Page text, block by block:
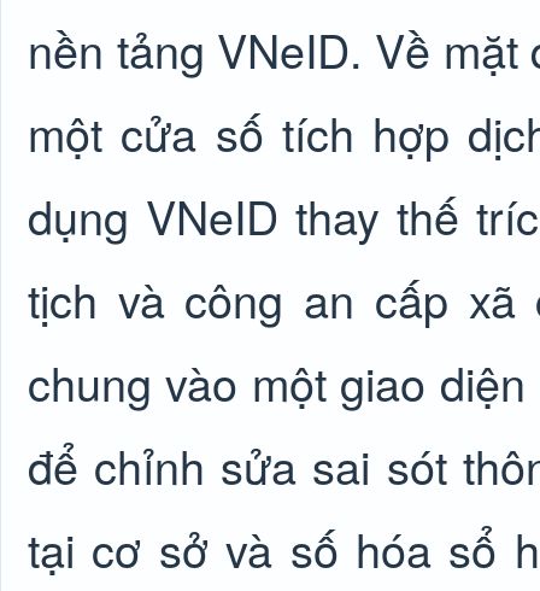
nền tảng VNeID. Về
một cửa số tích hợp
dụng VNeID thay thế
tịch và công an cấp
chung vào một giao
để chỉnh sửa sai sót
tại cơ sở và số hóa sổ